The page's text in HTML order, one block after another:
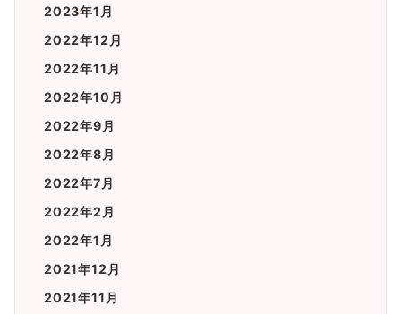
2023年1月
2022年12月
2022年11月
2022年10月
2022年9月
2022年8月
2022年7月
2022年2月
2022年1月
2021年12月
2021年11月